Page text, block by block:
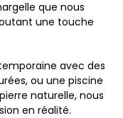
que nous
une touche
avec des
ou une piscine
naturelle, nous
en réalité.